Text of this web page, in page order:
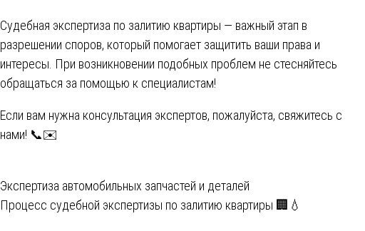
Судебная экспертиза по залитию квартиры — важный этап в
разрешении споров, который помогает защитить ваши права и
интересы. При возникновении подобных проблем не стесняйтесь
обращаться за помощью к специалистам!
Если вам нужна консультация экспертов, пожалуйста, свяжитесь с
нами! 📞✉️
Навигация
по
Экспертиза автомобильных запчастей и деталей
Процесс судебной экспертизы по залитию квартиры 🏢💧